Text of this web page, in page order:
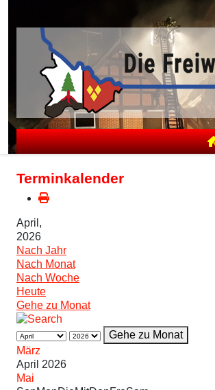
Terminkalender
April,
2026
Nach Jahr
Nach Monat
Nach Woche
Heute
Gehe zu Monat
Gehe zu Monat
März
April 2026
Mai